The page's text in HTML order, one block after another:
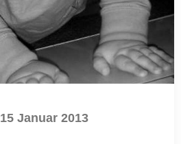
15 Januar 2013